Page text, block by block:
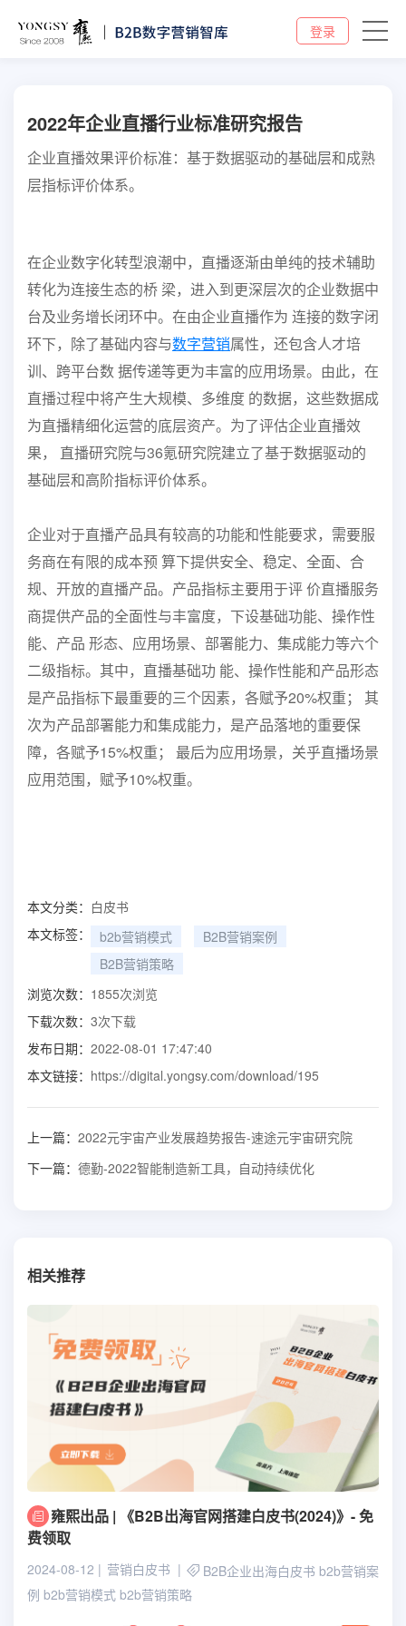
登录
2022年企业直播行业标准研究报告
企业直播效果评价标准：基于数据驱动的基础层和成熟
层指标评价体系。
在企业数字化转型浪潮中，直播逐渐由单纯的技术辅助
转化为连接生态的桥 梁，进入到更深层次的企业数据中
台及业务增长闭环中。在由企业直播作为 连接的数字闭
环下，除了基础内容与数字营销属性，还包含人才培
训、跨平台数 据传递等更为丰富的应用场景。由此，在
直播过程中将产生大规模、多维度 的数据，这些数据成
为直播精细化运营的底层资产。为了评估企业直播效
果， 直播研究院与36氪研究院建立了基于数据驱动的
基础层和高阶指标评价体系。
企业对于直播产品具有较高的功能和性能要求，需要服
务商在有限的成本预 算下提供安全、稳定、全面、合
规、开放的直播产品。产品指标主要用于评 价直播服务
商提供产品的全面性与丰富度，下设基础功能、操作性
能、产品 形态、应用场景、部署能力、集成能力等六个
二级指标。其中，直播基础功 能、操作性能和产品形态
是产品指标下最重要的三个因素，各赋予20%权重； 其
次为产品部署能力和集成能力，是产品落地的重要保
障，各赋予15%权重； 最后为应用场景，关乎直播场景
应用范围，赋予10%权重。
本文分类： 白皮书
本文标签：
b2b营销模式
B2B营销案例
B2B营销策略
浏览次数： 1855次浏览
下载次数： 3次下载
发布日期： 2022-08-01 17:47:40
本文链接： https://digital.yongsy.com/download/195
上一篇： 2022元宇宙产业发展趋势报告-速途元宇宙研究院
下一篇： 德勤-2022智能制造新工具，自动持续优化
相关推荐
雍熙出品 | 《B2B出海官网搭建白皮书(2024)》- 免
费领取
2024-08-12 营销白皮书 B2B企业出海白皮书 b2b营销案
例 b2b营销模式 b2b营销策略